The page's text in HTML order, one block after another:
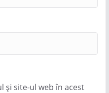
și site-ul web în acest